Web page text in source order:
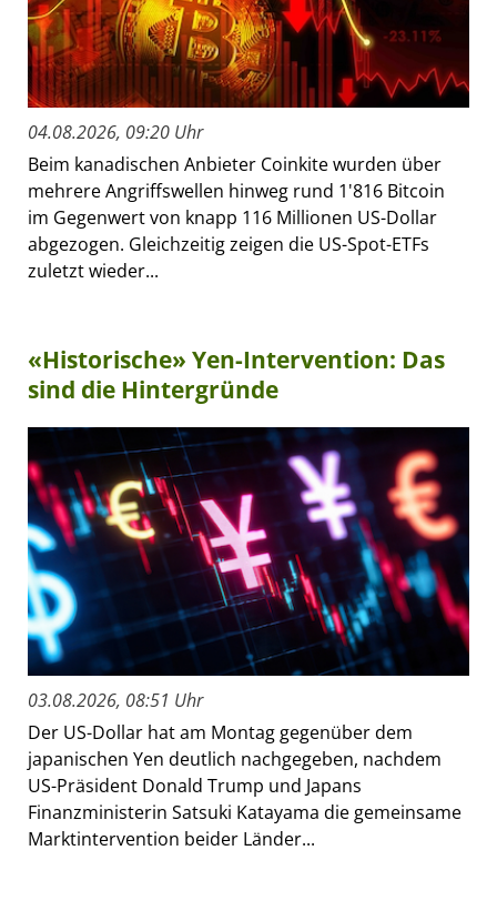
04.08.2026, 09:20 Uhr
Beim kanadischen Anbieter Coinkite wurden über
mehrere Angriffswellen hinweg rund 1'816 Bitcoin
im Gegenwert von knapp 116 Millionen US-Dollar
abgezogen. Gleichzeitig zeigen die US-Spot-ETFs
zuletzt wieder...
«Historische» Yen-Intervention: Das
sind die Hintergründe
03.08.2026, 08:51 Uhr
Der US-Dollar hat am Montag gegenüber dem
japanischen Yen deutlich nachgegeben, nachdem
US-Präsident Donald Trump und Japans
Finanzministerin Satsuki Katayama die gemeinsame
Marktintervention beider Länder...